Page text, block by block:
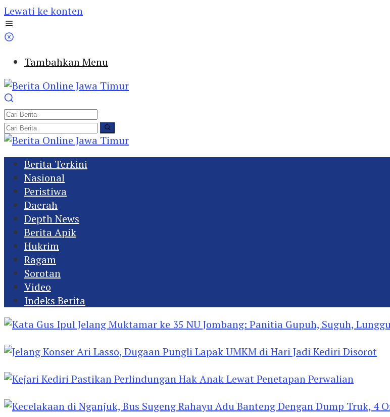
Lewati ke konten
Tambahkan Menu
Berita Terkini
Nasional
Peristiwa
Daerah
Depth News
Berita Apik
Hukrim
Ragam
Sorotan
Video
Indeks Berita